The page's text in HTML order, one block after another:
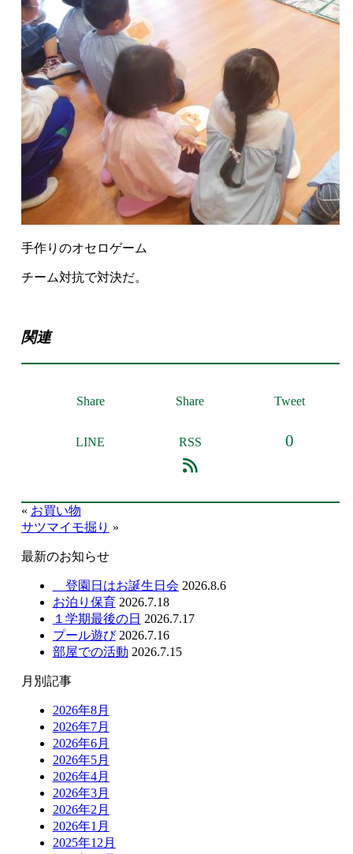
手作りのオセロゲーム
チーム対抗で対決だ。
関連
Share Share Tweet
LINE RSS 0
« お買い物
サツマイモ掘り »
最新のお知らせ
登園日はお誕生日会 2026.8.6
お泊り保育 2026.7.18
１学期最後の日 2026.7.17
プール遊び 2026.7.16
部屋での活動 2026.7.15
月別記事
2026年8月
2026年7月
2026年6月
2026年5月
2026年4月
2026年3月
2026年2月
2026年1月
2025年12月